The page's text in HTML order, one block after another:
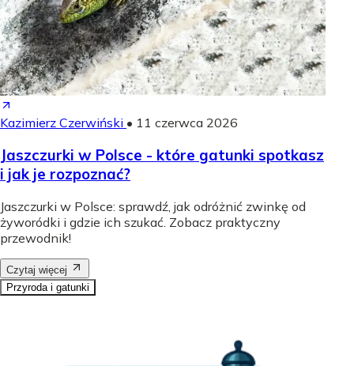
Kazimierz Czerwiński • 11 czerwca 2026
Jaszczurki w Polsce - które gatunki spotkasz
i jak je rozpoznać?
Jaszczurki w Polsce: sprawdź, jak odróżnić zwinkę od
żyworódki i gdzie ich szukać. Zobacz praktyczny
przewodnik!
Czytaj więcej
Przyroda i gatunki